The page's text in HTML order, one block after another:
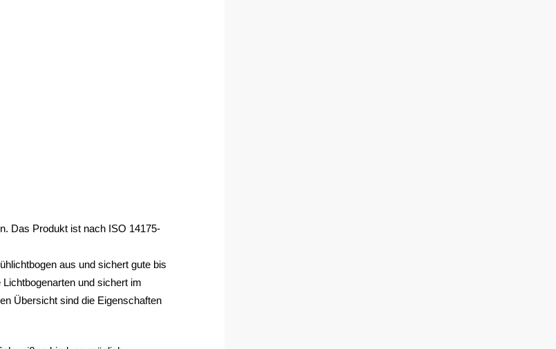
Das Produkt ist nach ISO 14175-
aus und sichert gute bis
und sichert im
Übersicht sind die Eigenschaften